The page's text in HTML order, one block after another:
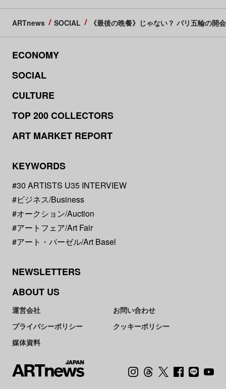
ARTnews SOCIAL 《最後の晩餐》じゃない？ パリ五輪の
ECONOMY
SOCIAL
CULTURE
TOP 200 COLLECTORS
ART MARKET REPORT
KEYWORDS
#30 ARTISTS U35 INTERVIEW
#ビジネス/Business
#オークション/Auction
#アートフェア/Art Fair
#アート・バーゼル/Art Basel
NEWSLETTERS
ABOUT US
運営会社
お問い合わせ
プライバシーポリシー
クッキーポリシー
媒体資料